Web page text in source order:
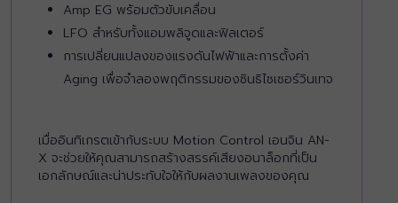
Amp EG พร้อมตัวขับเคลื่อน
LFO สำหรับทั้งแอมพลิจูดและฟิลเตอร์
การเปลี่ยนแปลงของแรงดันไฟฟ้าและการตั้งค่า
Aging เพื่อจำลองพฤติกรรมของซินธิไซเซอร์วินเทจ
เมื่ออินทิเกรตเข้ากับระบบ Motion Control เอนจิน AN-
X จะช่วยให้คุณสามารถสร้างสรรค์เสียงอนาล็อกที่เป็น
เอกลักษณ์และน่าประทับใจให้กับผลงานเพลงของคุณ